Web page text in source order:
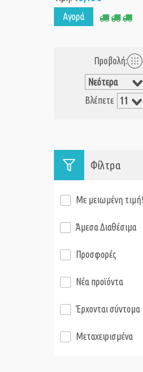
Αγορά
Προβολή:
Βλέπετε
Φίλτρα
Με μειωμένη τιμή!
Άμεσα Διαθέσιμα
Προσφορές
Νέα προϊόντα
Έρχονται σύντομα
Μεταχειρισμένα